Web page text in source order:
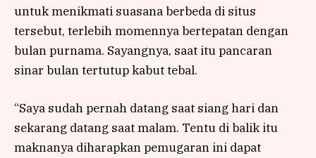
untuk menikmati suasana berbeda di situs
tersebut, terlebih momennya bertepatan dengan
bulan purnama. Sayangnya, saat itu pancaran
sinar bulan tertutup kabut tebal.
“Saya sudah pernah datang saat siang hari dan
sekarang datang saat malam. Tentu di balik itu
maknanya diharapkan pemugaran ini dapat